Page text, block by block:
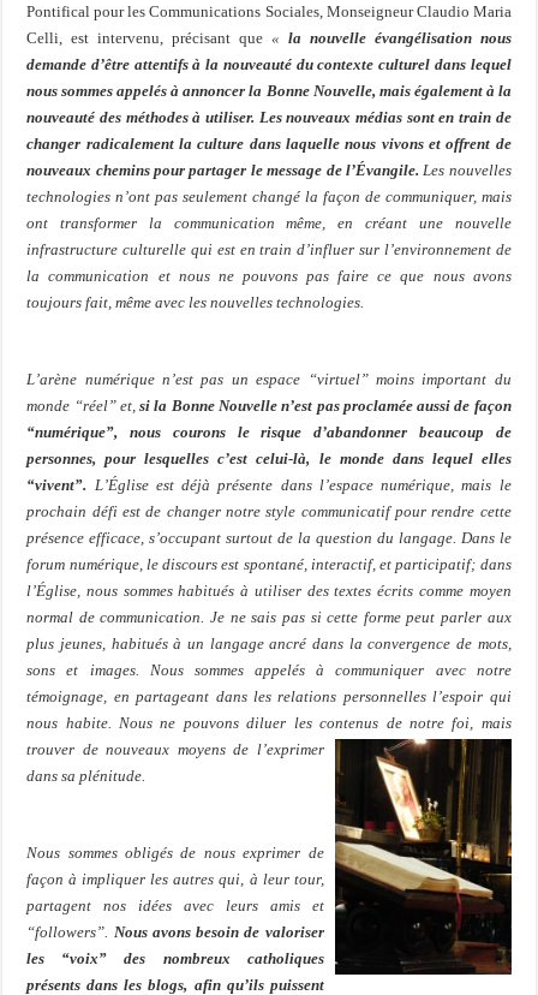
Pontifical pour les Communications Sociales, Monseigneur Claudio Maria
Celli, est intervenu, précisant que « la nouvelle évangélisation nous
demande d’être attentifs à la nouveauté du contexte culturel dans lequel
nous sommes appelés à annoncer la Bonne Nouvelle, mais également à la
nouveauté des méthodes à utiliser. Les nouveaux médias sont en train de
changer radicalement la culture dans laquelle nous vivons et offrent de
nouveaux chemins pour partager le message de l’Évangile. Les nouvelles
technologies n’ont pas seulement changé la façon de communiquer, mais
ont transformer la communication même, en créant une nouvelle
infrastructure culturelle qui est en train d’influer sur l’environnement de
la communication et nous ne pouvons pas faire ce que nous avons
toujours fait, même avec les nouvelles technologies.
L’arène numérique n’est pas un espace “virtuel” moins important du
monde “réel” et,si la Bonne Nouvelle n’est pas proclamée aussi de façon
“numérique”, nous courons le risque d’abandonner beaucoup de
personnes, pour lesquelles c’est celui-là, le monde dans lequel elles
“vivent”. L’Église est déjà présente dans l’espace numérique, mais le
prochain défi est de changer notre style communicatif pour rendre cette
présence efficace, s’occupant surtout de la question du langage. Dans le
forum numérique, le discours est spontané, interactif, et participatif; dans
l’Église, nous sommes habitués à utiliser des textes écrits comme moyen
normal de communication. Je ne sais pas si cette forme peut parler aux
plus jeunes, habitués à un langage ancré dans la convergence de mots,
sons et images. Nous sommes appelés à communiquer avec notre
témoignage, en partageant dans les relations personnelles l’espoir qui
nous habite. Nous ne pouvons diluer les contenus de notre foi, mais
trouver de nouveaux moyens de l’exprimer
dans sa plénitude.
Nous sommes obligés de nous exprimer de
façon à impliquer les autres qui, à leur tour,
partagent nos idées avec leurs amis et
“followers”. Nous avons besoin de valoriser
les “voix” des nombreux catholiques
présents dans les blogs, afin qu’ils puissent